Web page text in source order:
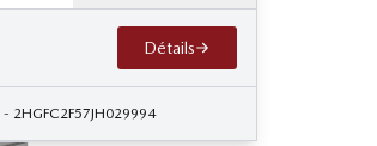
Détails
- 2HGFC2F57JH029994